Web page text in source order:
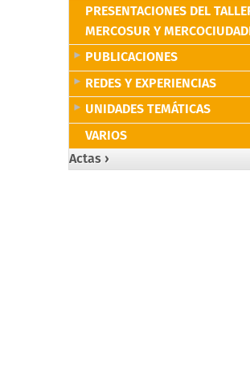
PRESENTACIONES DEL
MERCOSUR Y
PUBLICACIONES
REDES Y EXPERIENCIAS
UNIDADES TEMÁTICAS
VARIOS
Actas ›